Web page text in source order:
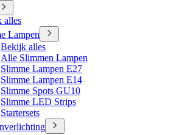
alles
Lampen
Bekijk alles
Alle Slimmen Lampen
Slimme Lampen E27
Slimme Lampen E14
Slimme Spots GU10
Slimme LED Strips
Startersets